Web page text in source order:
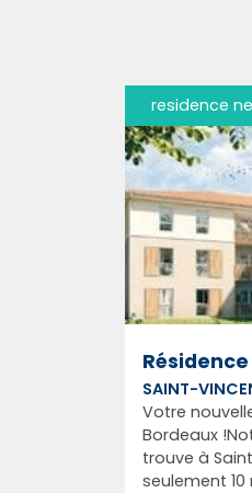
residence
SAINT-
Votre
Bordeaux
trouve à
seulement 10